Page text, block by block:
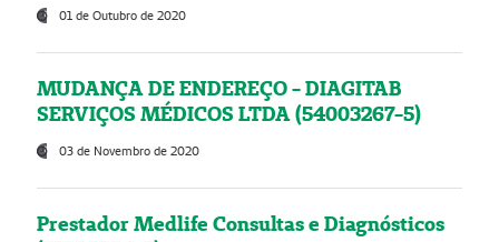
01 de Outubro de 2020
MUDANÇA DE ENDEREÇO - DIAGITAB
SERVIÇOS MÉDICOS LTDA (54003267-5)
03 de Novembro de 2020
Prestador Medlife Consultas e Diagnósticos